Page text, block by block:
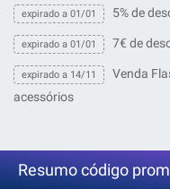
expirado a 01/01 5% de
expirado a 01/01 7€ de
expirado a 14/11
Venda
acessórios
Resumo código